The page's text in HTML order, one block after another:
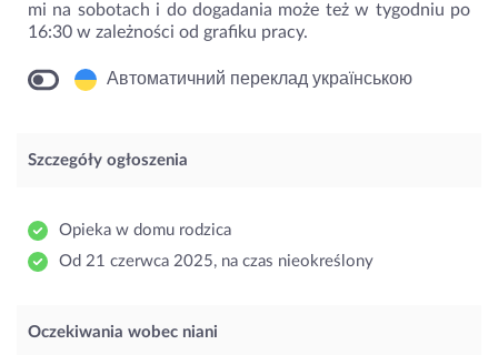
mi na sobotach i do dogadania może też w tygodniu po
16:30 w zależności od grafiku pracy.
Автоматичний переклад українською
Szczegóły ogłoszenia
Opieka w domu rodzica
Od 21 czerwca 2025, na czas nieokreślony
Oczekiwania wobec niani